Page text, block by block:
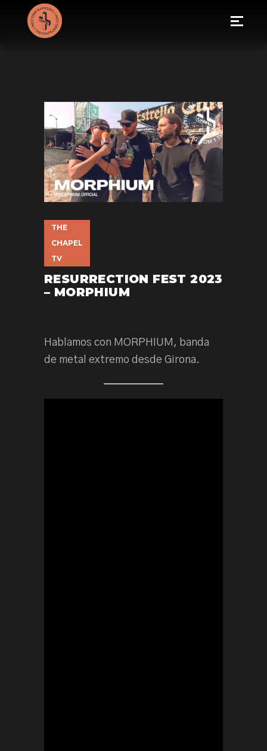
THE
CHAPEL
TV
RESURRECTION FEST 2023
– MORPHIUM
Hablamos con MORPHIUM, banda
de metal extremo desde Girona.